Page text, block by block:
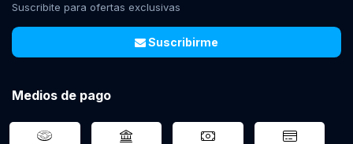
Suscribite para ofertas exclusivas
Suscribirme
Medios de pago